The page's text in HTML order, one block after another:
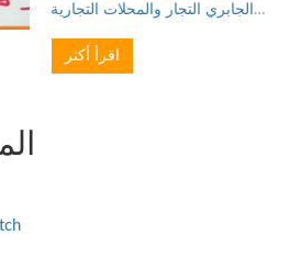
الجابري التجار والمحلات التجارية
ترد ولا تستبدل»، واعتبارها مبدأ في
اقرأ أكثر